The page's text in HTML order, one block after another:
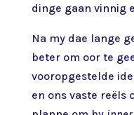
dinge gaan vinnig
Na my dae lange
beter om oor te
vooropgestelde
en ons vaste reëls